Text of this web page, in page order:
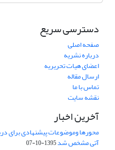
دسترسی سریع
صفحه اصلی
درباره نشریه
اعضای هیات تحریریه
ارسال مقاله
تماس با ما
نقشه سایت
آخرین اخبار
محورها وموضوعات پیشنهادی برای
آتی مشخص شد1395-10-07